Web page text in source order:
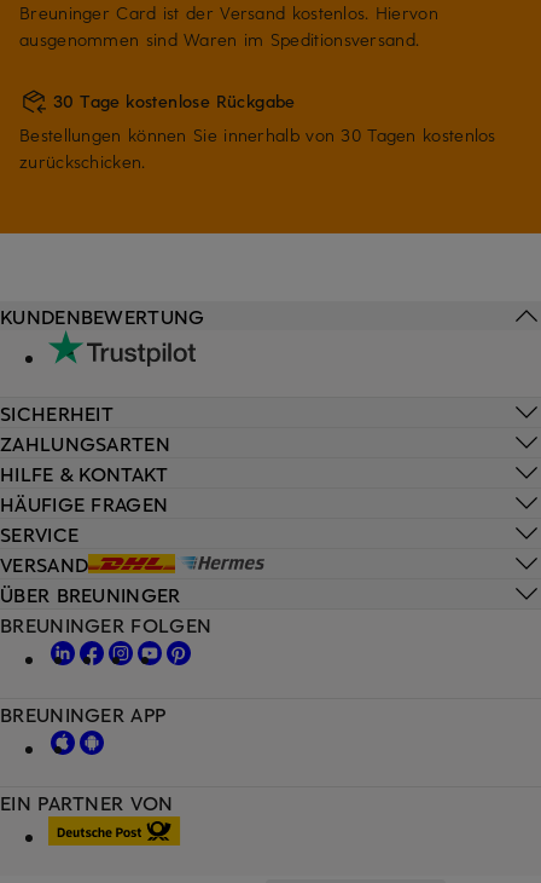
Breuninger Card ist der Versand kostenlos. Hiervon
ausgenommen sind Waren im Speditionsversand.
30 Tage kostenlose Rückgabe
Bestellungen können Sie innerhalb von 30 Tagen kostenlos
zurückschicken.
HILFE & KONTAKT
HÄUFIGE FRAGEN
SERVICE
VERSAND
KUNDENBEWERTUNG
SICHERHEIT
ZAHLUNGSARTEN
ÜBER BREUNINGER
EIN PARTNER VON
BREUNINGER FOLGEN
BREUNINGER APP